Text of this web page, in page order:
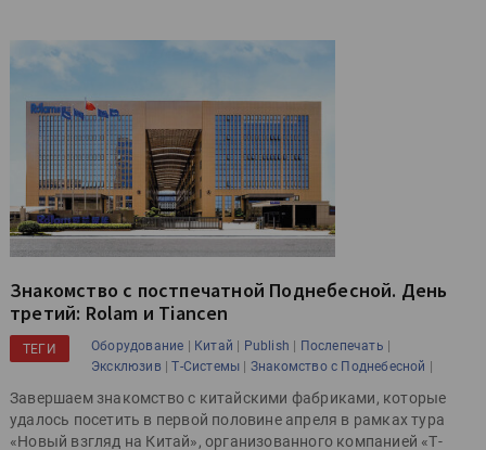
Знакомство с постпечатной Поднебесной. День
третий: Rolam и Tiancen
ТЕГИ Оборудование | Китай | Publish | Послепечать |
Эксклюзив |Т-Системы | Знакомство с Поднебесной |
Завершаем знакомство с китайскими фабриками, которые
удалось посетить в первой половине апреля в рамках тура
«Новый взгляд на Китай», организованного компанией «Т-